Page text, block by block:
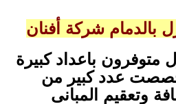
بالدمام شركة أفنان
متوفرون باعداد كبيرة
خصصت عدد كبير من
وتعقيم المبانى